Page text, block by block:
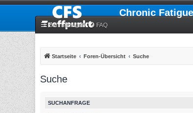
Chronic
Schnellzugriff FAQ
Startseite Foren-Übersicht Suche
Suche
SUCHANFRAGE